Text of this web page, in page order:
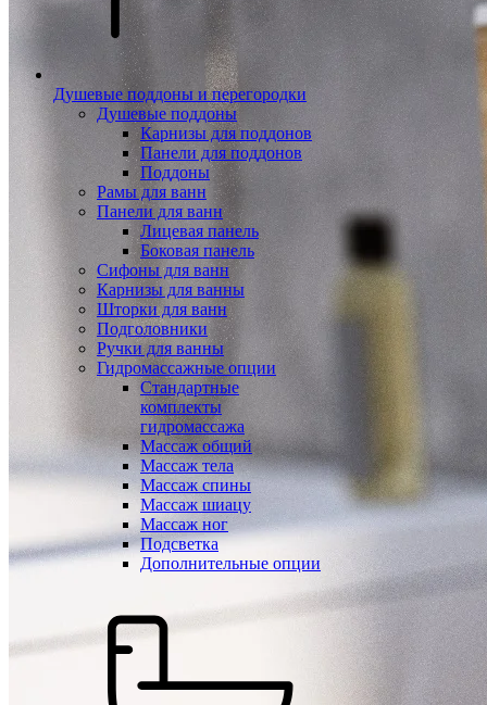
Душевые поддоны и перегородки
Душевые поддоны
Карнизы для поддонов
Панели для поддонов
Поддоны
Рамы для ванн
Панели для ванн
Лицевая панель
Боковая панель
Сифоны для ванн
Карнизы для ванны
Шторки для ванн
Подголовники
Ручки для ванны
Гидромассажные опции
Стандартные
комплекты
гидромассажа
Массаж общий
Массаж тела
Массаж спины
Массаж шиацу
Массаж ног
Подсветка
Дополнительные опции